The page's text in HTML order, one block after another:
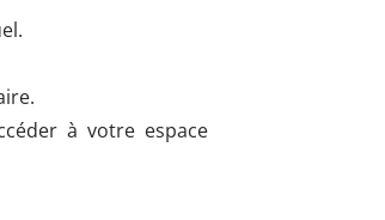
à votre espace